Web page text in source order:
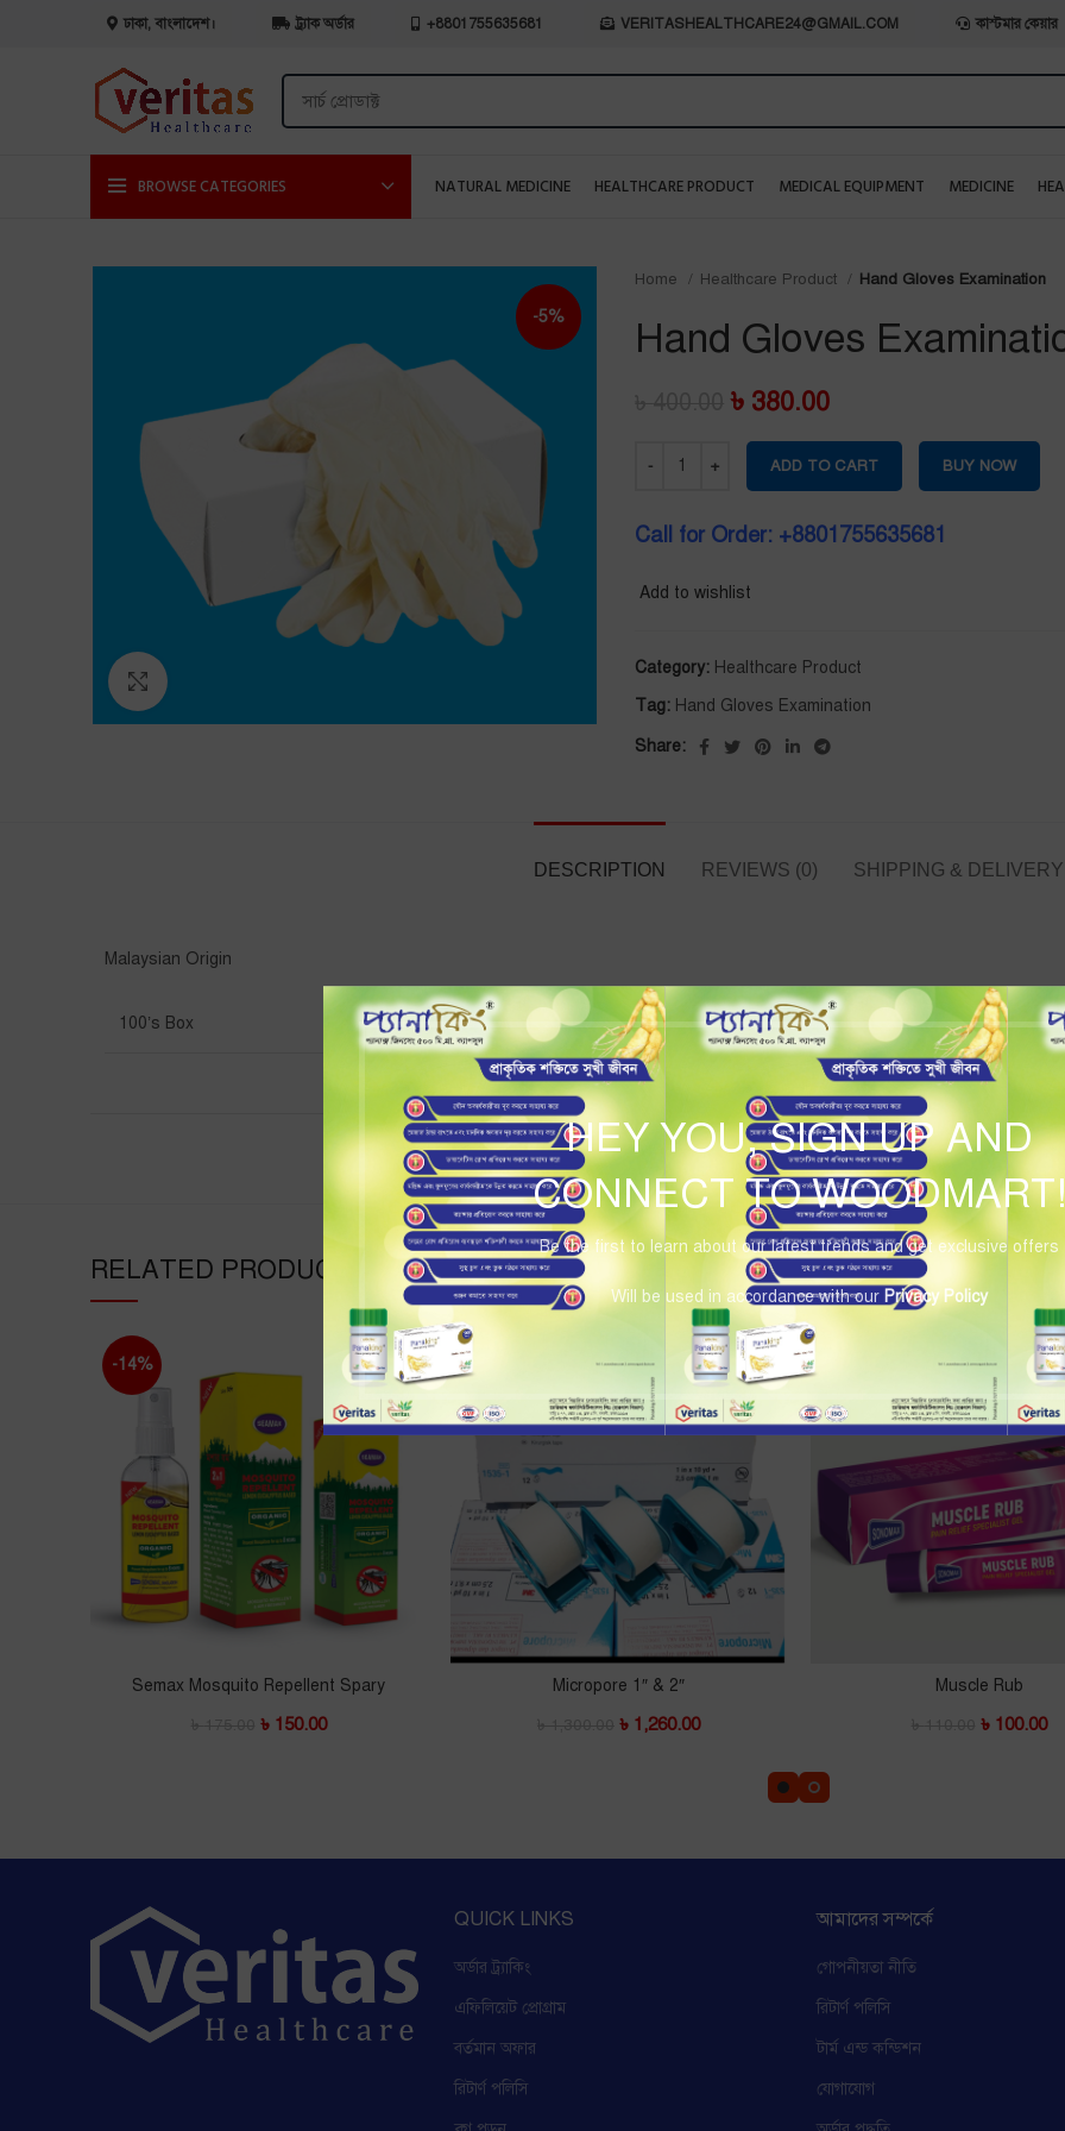
HEY YOU, SIGN UP AND
CONNECT TO WOODMART!
Be the first to learn about our latest trends and get exclusive offers
Will be used in accordance with our Privacy Policy
ঢাকা, বাংলাদেশ। ট্র্যাক অর্ডার +8801755635681 VERITASHEALTHCARE24@GMAIL.COM কাস্টমার কেয়ার
BROWSE CATEGORIES NATURAL MEDICINE HEALTHCARE PRODUCT MEDICAL EQUIPMENT MEDICINE
-5%
Home Healthcare Product Hand Gloves Examination
Hand Gloves
৳ 380.00
ADD TO CART BUY NOW
Call for Order: +8801755635681
Add to wishlist
Category: Healthcare Product
Tag: Hand Gloves Examination
Share:
DESCRIPTION REVIEWS (0) SHIPPING & DELIVERY
Malaysian Origin
100’s Box
RELATED PRODUCTS
-14%
Semax Mosquito Repellent Spary
৳ 150.00
Micropore 1″ & 2″
৳ 1,260.00
Muscle Rub
৳ 100.00
QUICK LINKS
অর্ডার ট্র্যাকিং
এফিলিয়েট প্রোগ্রাম
বর্তমান অফার
রিটার্ণ পলিসি
আমাদের সম্পর্কে
গোপনীয়তা নীতি
রিটার্ণ পলিসি
টার্ম এন্ড কন্ডিশন
যোগাযোগ